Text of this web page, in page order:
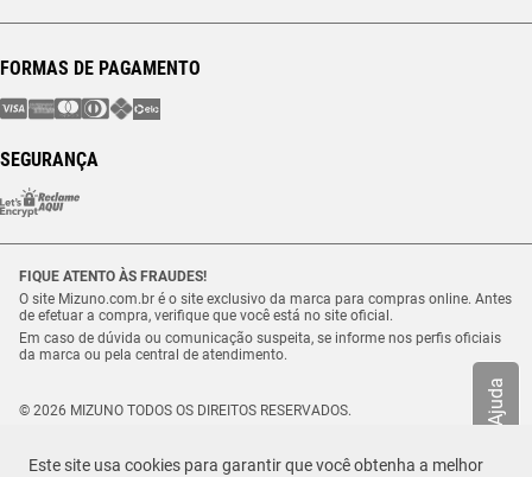
Este site usa cookies para garantir que você obtenha a melhor
Ajuda
FORMAS DE PAGAMENTO
SEGURANÇA
FIQUE ATENTO ÀS FRAUDES!
O site Mizuno.com.br é o site exclusivo da marca para compras online. Antes
de efetuar a compra, verifique que você está no site oficial.
Em caso de dúvida ou comunicação suspeita, se informe nos perfis oficiais
da marca ou pela central de atendimento.
© 2026 MIZUNO TODOS OS DIREITOS RESERVADOS.
Estrada Municipal Luiz Lopes Neto, n.º 21 – Tenentes – CEP. 37.640-000 –